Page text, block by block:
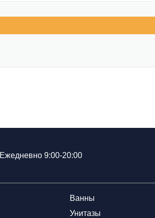
Ежедневно 9:00-20:00
Ванны
Унитазы